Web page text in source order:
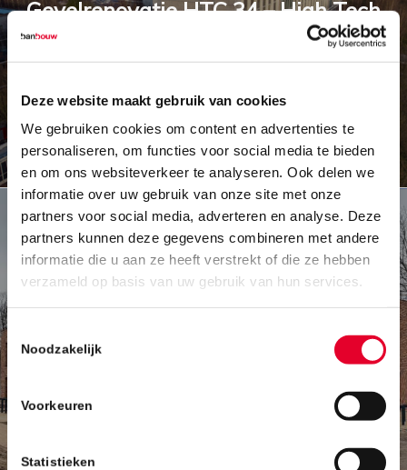
Deze website maakt gebruik van cookies
We gebruiken cookies om content en advertenties te
personaliseren, om functies voor social media te bieden
en om ons websiteverkeer te analyseren. Ook delen we
informatie over uw gebruik van onze site met onze
partners voor social media, adverteren en analyse. Deze
partners kunnen deze gegevens combineren met andere
informatie die u aan ze heeft verstrekt of die ze hebben
verzameld op basis van uw gebruik van hun services.
Toestemmingsselectie
Noodzakelijk
Voorkeuren
Statistieken
Gevelrenovatie HTC 34 – High Tech
Gezondheidscentrum Nuenen-Zuid